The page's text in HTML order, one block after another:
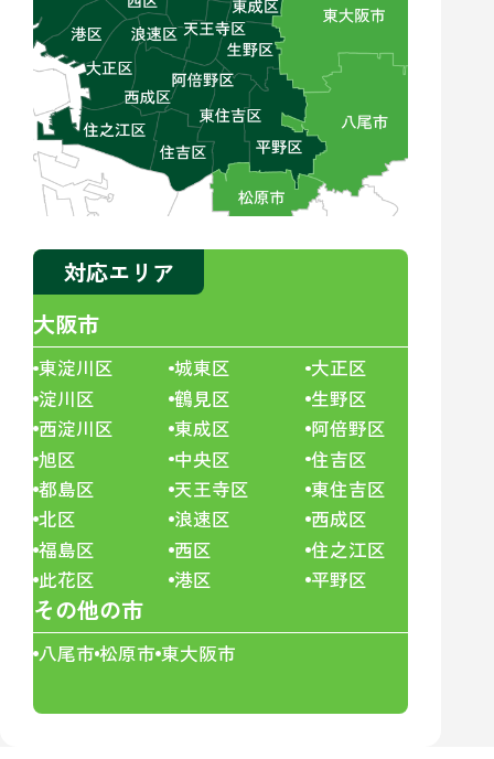
対応エリア
大阪市
東淀川区 城東区
大正区
淀川区
鶴見区
生野区
西淀川区
東成区
阿倍野区
旭区
中央区
住吉区
都島区
天王寺区
東住吉区
北区
浪速区
西成区
福島区
西区
住之江区
此花区
港区 平野区
その他の市
八尾市 松原市東大阪市